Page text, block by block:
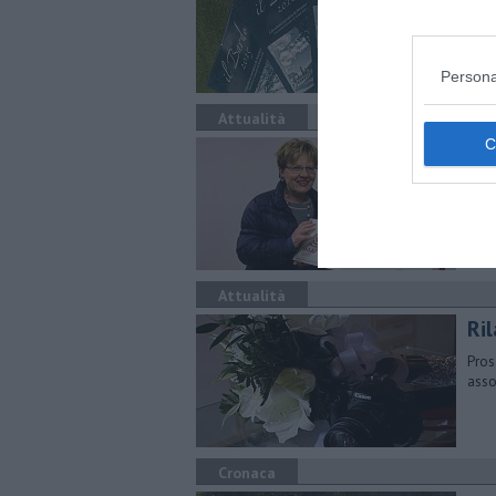
Attualità
La
Attualità
Cronaca